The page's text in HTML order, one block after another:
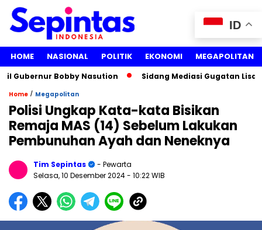
HOME NASIONAL POLITIK EKONOMI MEGAPOLITAN
Bobby Nasution Sidang Mediasi Gugatan Lisa
Home / Megapolitan
Polisi Ungkap Kata-kata Bisikan
Remaja MAS (14) Sebelum Lakukan
Pembunuhan Ayah dan Neneknya
Tim Sepintas
- Pewarta
Selasa, 10 Desember 2024- 10:22 WIB
ID